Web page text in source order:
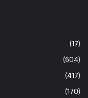
(17)
(604)
(417)
(170)